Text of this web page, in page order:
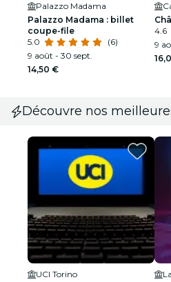
Palazzo Madama
Palazzo Madama : billet
coupe-file
5.0
(6)
9 août - 30 sept.
14,50 €
4.6
9
Découvre nos
UCI Torino